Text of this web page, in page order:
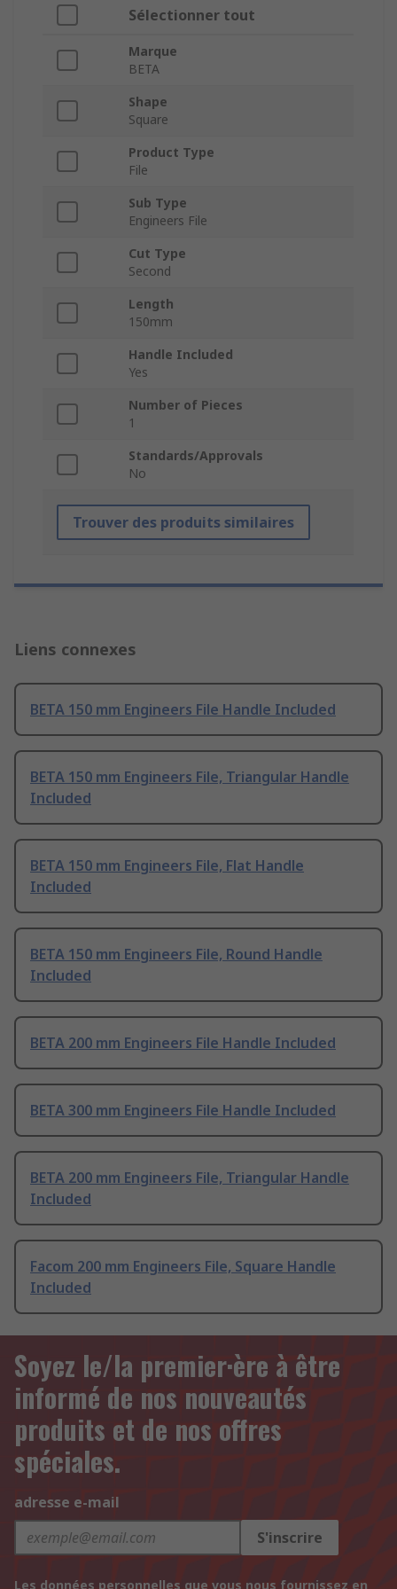
Sélectionner tout
Marque
BETA
Shape
Square
Product Type
File
Sub Type
Engineers File
Cut Type
Second
Length
150mm
Handle Included
Yes
Number of Pieces
1
Standards/Approvals
No
Trouver des produits similaires
Liens connexes
BETA 150 mm Engineers File Handle Included
BETA 150 mm Engineers File, Triangular Handle
Included
BETA 150 mm Engineers File, Flat Handle
Included
BETA 150 mm Engineers File, Round Handle
Included
BETA 200 mm Engineers File Handle Included
BETA 300 mm Engineers File Handle Included
BETA 200 mm Engineers File, Triangular Handle
Included
Facom 200 mm Engineers File, Square Handle
Included
Soyez le/la premier·ère à être
informé de nos nouveautés
produits et de nos offres
spéciales.
adresse e-mail
S'inscrire
Les données personnelles que vous nous fournissez en